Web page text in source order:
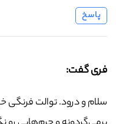
پاسخ
فری گفت:
سلام و درود. توالت فرنگی